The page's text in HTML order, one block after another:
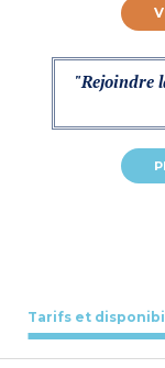
"Rejoindre
Tarifs et